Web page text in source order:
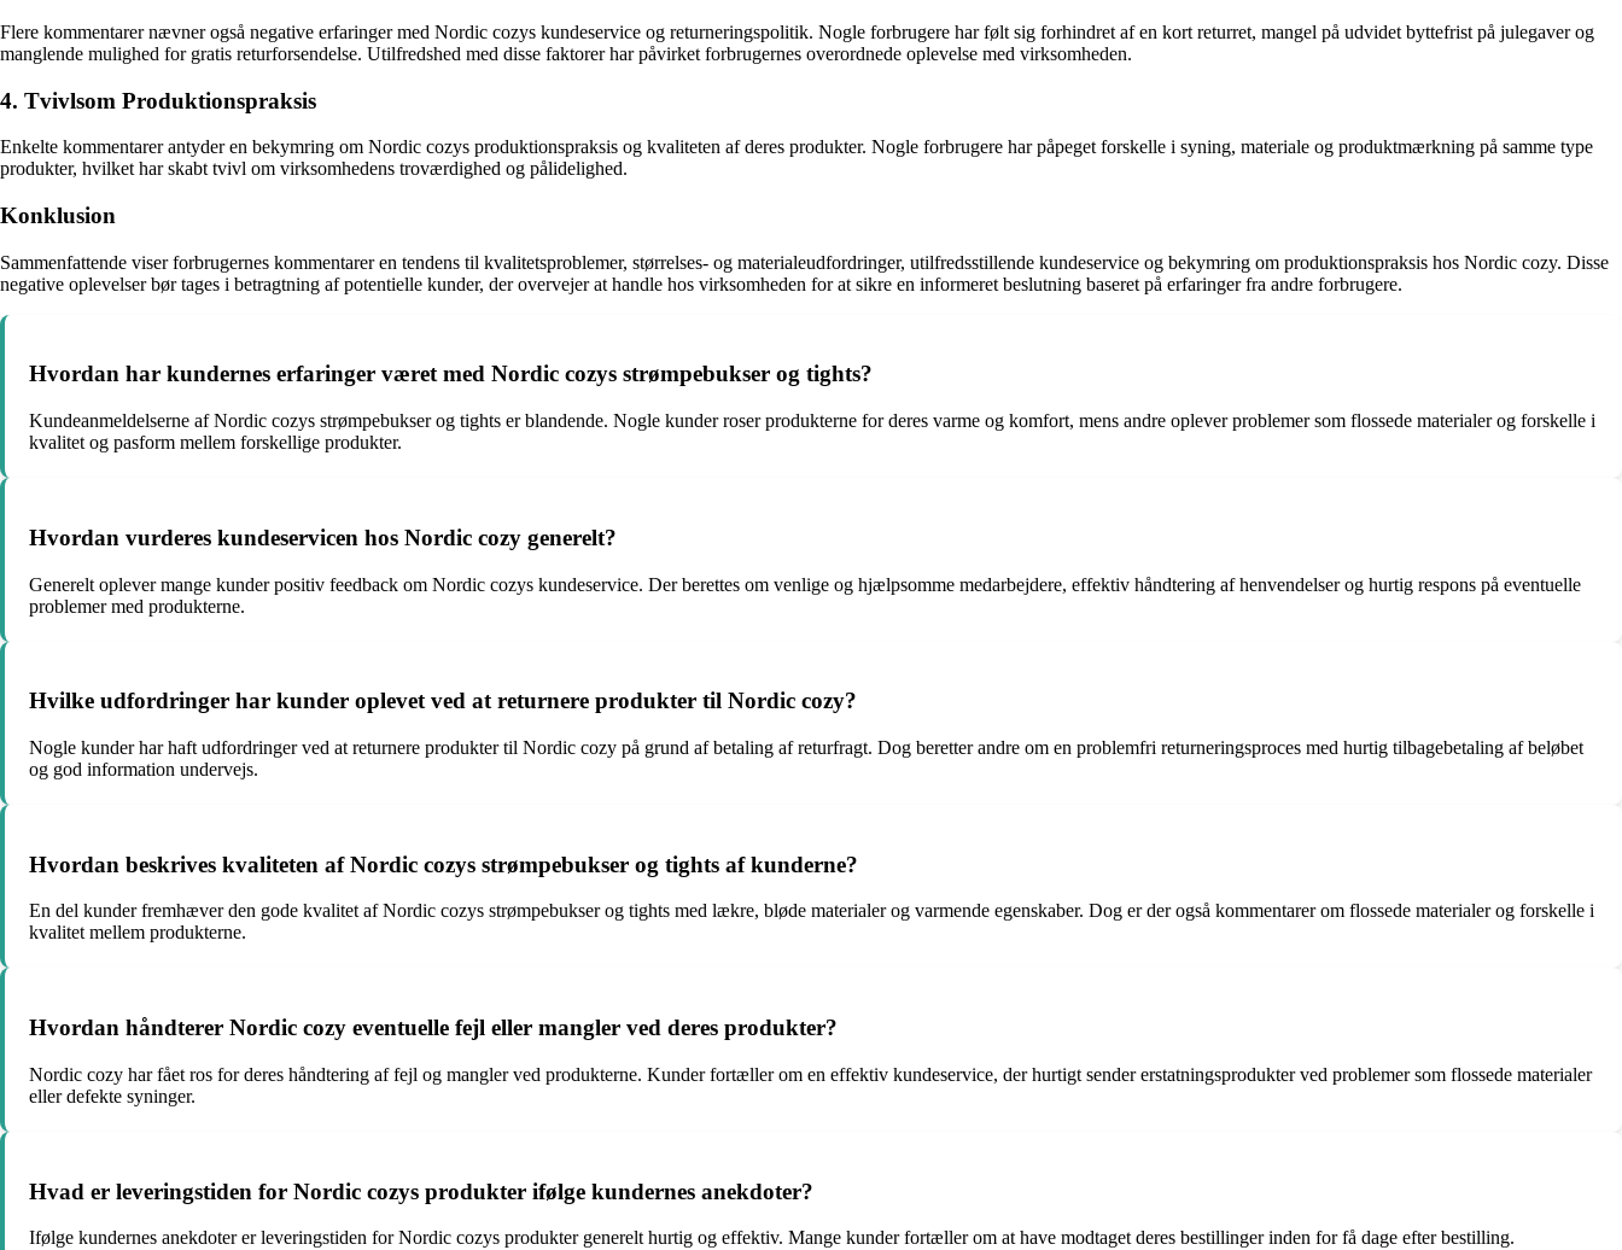
Flere kommentarer nævner også negative erfaringer med Nordic cozys kundeservice og returneringspolitik. Nogle forbrugere har følt sig forhindret af en kort returret, mangel på udvidet byttefrist på julegaver og
manglende mulighed for gratis returforsendelse. Utilfredshed med disse faktorer har påvirket forbrugernes overordnede oplevelse med virksomheden.
4. Tvivlsom Produktionspraksis
Enkelte kommentarer antyder en bekymring om Nordic cozys produktionspraksis og kvaliteten af deres produkter. Nogle forbrugere har påpeget forskelle i syning, materiale og produktmærkning på samme type
produkter, hvilket har skabt tvivl om virksomhedens troværdighed og pålidelighed.
Konklusion
Sammenfattende viser forbrugernes kommentarer en tendens til kvalitetsproblemer, størrelses- og materialeudfordringer, utilfredsstillende kundeservice og bekymring om produktionspraksis hos Nordic cozy. Disse
negative oplevelser bør tages i betragtning af potentielle kunder, der overvejer at handle hos virksomheden for at sikre en informeret beslutning baseret på erfaringer fra andre forbrugere.
Hvordan har kundernes erfaringer været med Nordic cozys strømpebukser og tights?
Kundeanmeldelserne af Nordic cozys strømpebukser og tights er blandende. Nogle kunder roser produkterne for deres varme og komfort, mens andre oplever problemer som flossede materialer og forskelle i
kvalitet og pasform mellem forskellige produkter.
Hvordan vurderes kundeservicen hos Nordic cozy generelt?
Generelt oplever mange kunder positiv feedback om Nordic cozys kundeservice. Der berettes om venlige og hjælpsomme medarbejdere, effektiv håndtering af henvendelser og hurtig respons på eventuelle
problemer med produkterne.
Hvilke udfordringer har kunder oplevet ved at returnere produkter til Nordic cozy?
Nogle kunder har haft udfordringer ved at returnere produkter til Nordic cozy på grund af betaling af returfragt. Dog beretter andre om en problemfri returneringsproces med hurtig tilbagebetaling af beløbet
og god information undervejs.
Hvordan beskrives kvaliteten af Nordic cozys strømpebukser og tights af kunderne?
En del kunder fremhæver den gode kvalitet af Nordic cozys strømpebukser og tights med lækre, bløde materialer og varmende egenskaber. Dog er der også kommentarer om flossede materialer og forskelle i
kvalitet mellem produkterne.
Hvordan håndterer Nordic cozy eventuelle fejl eller mangler ved deres produkter?
Nordic cozy har fået ros for deres håndtering af fejl og mangler ved produkterne. Kunder fortæller om en effektiv kundeservice, der hurtigt sender erstatningsprodukter ved problemer som flossede materialer
eller defekte syninger.
Hvad er leveringstiden for Nordic cozys produkter ifølge kundernes anekdoter?
Ifølge kundernes anekdoter er leveringstiden for Nordic cozys produkter generelt hurtig og effektiv. Mange kunder fortæller om at have modtaget deres bestillinger inden for få dage efter bestilling.